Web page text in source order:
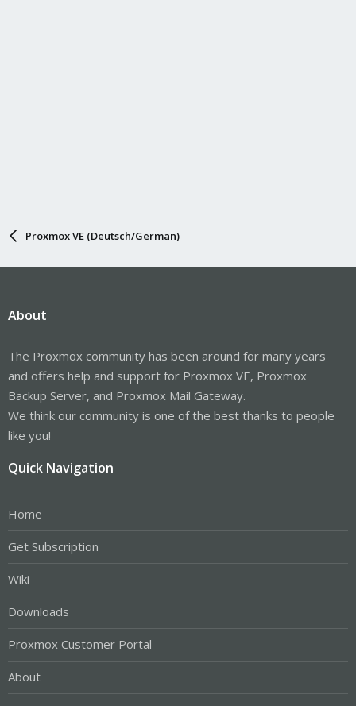
Proxmox VE (Deutsch/German)
About
The Proxmox community has been around for many years
and offers help and support for Proxmox VE, Proxmox
Backup Server, and Proxmox Mail Gateway.
We think our community is one of the best thanks to people
like you!
Quick Navigation
Home
Get Subscription
Wiki
Downloads
Proxmox Customer Portal
About